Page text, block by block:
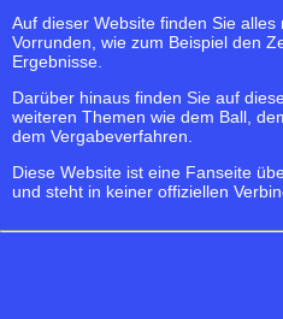
Auf dieser Website finden Sie
Vorrunden, wie zum Beispiel den
Ergebnisse.
Darüber hinaus finden Sie auf
weiteren Themen wie dem Ball,
dem Vergabeverfahren.
Diese Website ist eine Fanseite
und steht in keiner offiziellen